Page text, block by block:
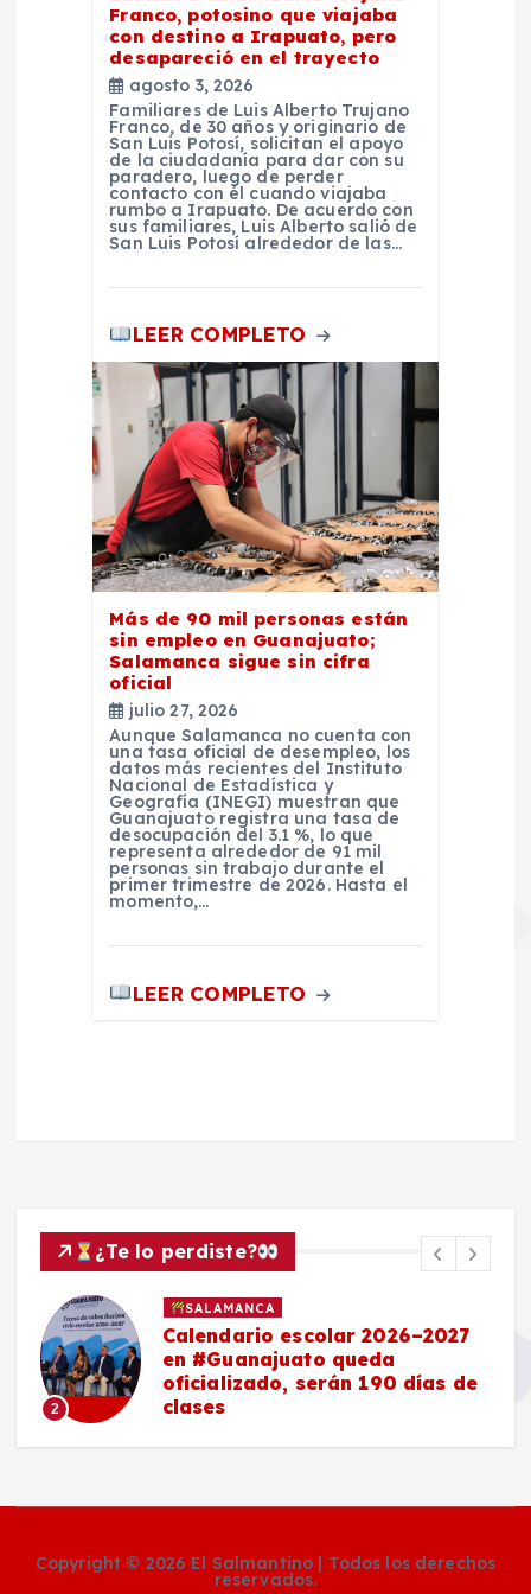
Franco, potosino que viajaba
con destino a Irapuato, pero
desapareció en el trayecto
agosto 3, 2026
Familiares de Luis Alberto Trujano
Franco, de 30 años y originario de
San Luis Potosí, solicitan el apoyo
de la ciudadanía para dar con su
paradero, luego de perder
contacto con él cuando viajaba
rumbo a Irapuato. De acuerdo con
sus familiares, Luis Alberto salió de
San Luis Potosí alrededor de las…
LEER COMPLETO
Más de 90 mil personas están
sin empleo en Guanajuato;
Salamanca sigue sin cifra
oficial
julio 27, 2026
Aunque Salamanca no cuenta con
una tasa oficial de desempleo, los
datos más recientes del Instituto
Nacional de Estadística y
Geografía (INEGI) muestran que
Guanajuato registra una tasa de
desocupación del 3.1 %, lo que
representa alrededor de 91 mil
personas sin trabajo durante el
primer trimestre de 2026. Hasta el
momento,…
LEER COMPLETO
¿Te lo perdiste?
2
SALAMANCA
Calendario escolar 2026–2027
en #Guanajuato queda
oficializado, serán 190 días de
clases
Copyright © 2026 El Salmantino | Todos los derechos
reservados.